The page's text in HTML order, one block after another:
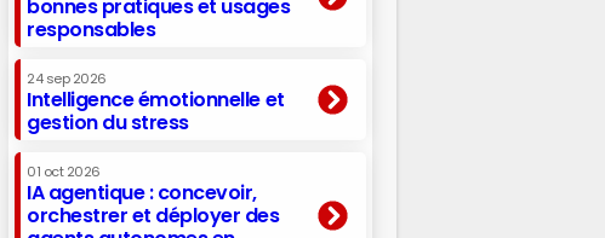
bonnes pratiques et usages
responsables
24 sep 2026
Intelligence émotionnelle et
gestion du stress
01 oct 2026
IA agentique : concevoir,
orchestrer et déployer des